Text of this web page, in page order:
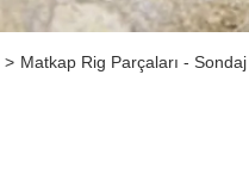
> Matkap Rig Parçaları -